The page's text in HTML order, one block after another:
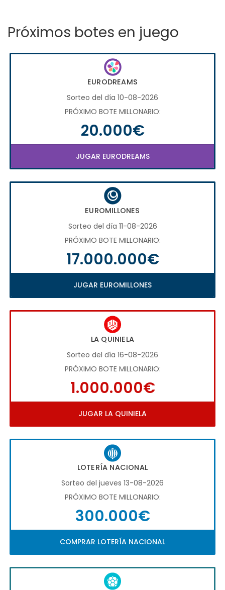
Próximos botes en juego
EURODREAMS
Sorteo del día 10-08-2026
PRÓXIMO BOTE MILLONARIO:
20.000€
JUGAR EURODREAMS
EUROMILLONES
Sorteo del día 11-08-2026
PRÓXIMO BOTE MILLONARIO:
17.000.000€
JUGAR EUROMILLONES
LA QUINIELA
Sorteo del día 16-08-2026
PRÓXIMO BOTE MILLONARIO:
1.000.000€
JUGAR LA QUINIELA
LOTERÍA NACIONAL
Sorteo del jueves 13-08-2026
PRÓXIMO BOTE MILLONARIO:
300.000€
COMPRAR LOTERÍA NACIONAL